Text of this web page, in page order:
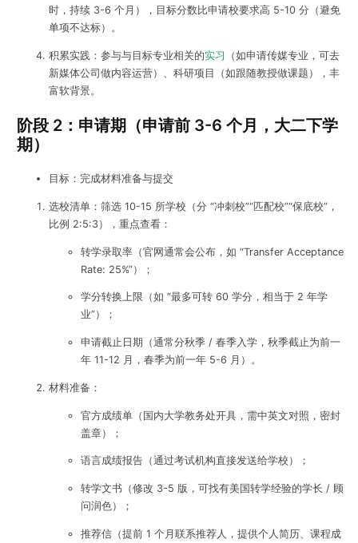
时，持续 3-6 个月），目标分数比申请校要求高 5-10 分（避免
单项不达标）。
积累实践：参与与目标专业相关的实习
（如申请传媒专业，可去
新媒体公司做内容运营）、科研项目（如跟随教授做课题），丰
富软背景。
阶段 2：申请期（申请前 3-6 个月，大二下学
期）
目标：完成材料准备与提交
选校清单：筛选 10-15 所学校（分 “冲刺校”“匹配校”“保底校”，
比例 2:5:3），重点查看：
转学录取率（官网通常会公布，如 “Transfer Acceptance
Rate: 25%”）；
学分转换上限（如 “最多可转 60 学分，相当于 2 年学
业”）；
申请截止日期（通常分秋季 / 春季入学，秋季截止为前一
年 11-12 月，春季为前一年 5-6 月）。
材料准备：
官方成绩单（国内大学教务处开具，需中英文对照，密封
盖章）；
语言成绩报告（通过考试机构直接发送给学校）；
转学文书（修改 3-5 版，可找有美国转学经验的学长 / 顾
问润色）；
推荐信（提前 1 个月联系推荐人，提供个人简历、课程成